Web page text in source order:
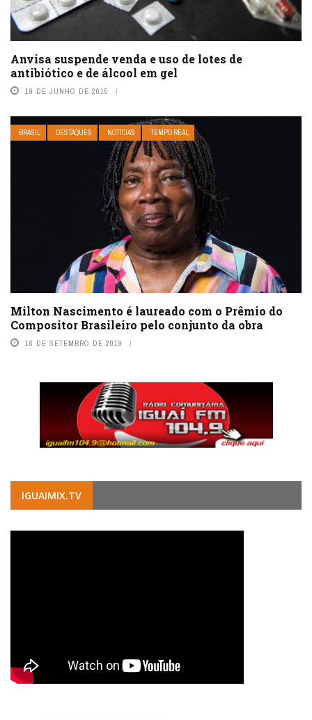
Anvisa suspende venda e uso de lotes de
antibiótico e de álcool em gel
19 DE JUNHO DE 2015
BRASIL DESTAQUES NOTÍCIAS TEMPO REAL
Milton Nascimento é laureado com o Prêmio do
Compositor Brasileiro pelo conjunto da obra
16 DE SETEMBRO DE 2019
IGUAIMIX.TV